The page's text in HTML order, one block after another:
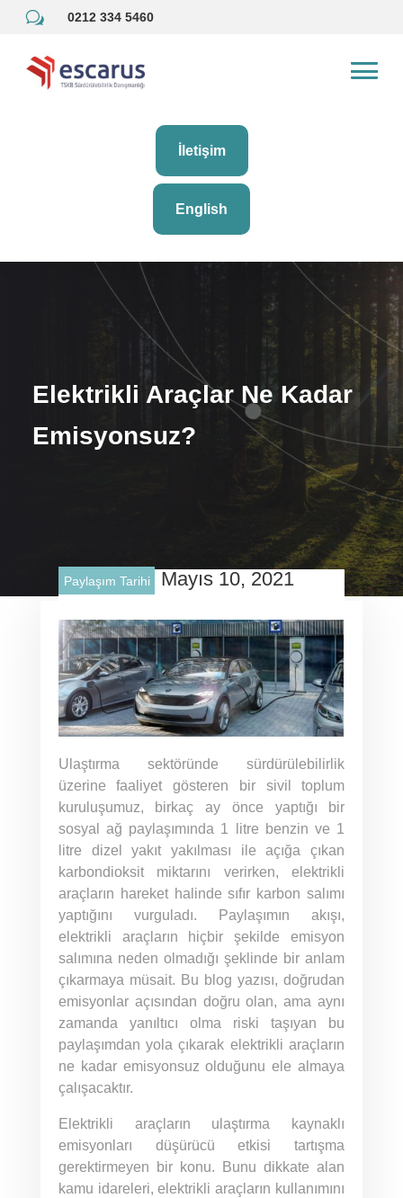
w 0212 334 5460
İletişim
English
Elektrikli Araçlar Ne Kadar
Emisyonsuz?
Paylaşım Tarihi Mayıs 10, 2021
Ulaştırma sektöründe sürdürülebilirlik
üzerine faaliyet gösteren bir sivil toplum
kuruluşumuz, birkaç ay önce yaptığı bir
sosyal ağ paylaşımında 1 litre benzin ve 1
litre dizel yakıt yakılması ile açığa çıkan
karbondioksit miktarını verirken, elektrikli
araçların hareket halinde sıfır karbon salımı
yaptığını vurguladı. Paylaşımın akışı,
elektrikli araçların hiçbir şekilde emisyon
salımına neden olmadığı şeklinde bir anlam
çıkarmaya müsait. Bu blog yazısı, doğrudan
emisyonlar açısından doğru olan, ama aynı
zamanda yanıltıcı olma riski taşıyan bu
paylaşımdan yola çıkarak elektrikli araçların
ne kadar emisyonsuz olduğunu ele almaya
çalışacaktır.
Elektrikli araçların ulaştırma kaynaklı
emisyonları düşürücü etkisi tartışma
gerektirmeyen bir konu. Bunu dikkate alan
kamu idareleri, elektrikli araçların kullanımını